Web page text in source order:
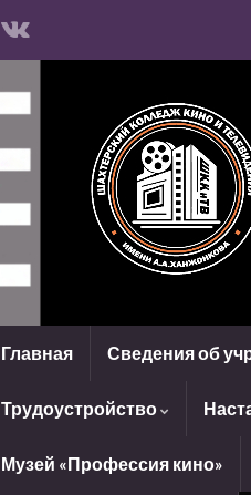
Главная Сведения об
Трудоустройство
Музей «Профессия кино»